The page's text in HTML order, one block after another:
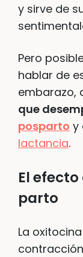
y sirve de
Pero
hablar de
embarazo,
que
posparto y
lactancia.
El
parto
La